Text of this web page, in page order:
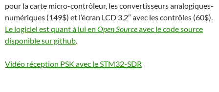
pour la carte micro-contrôleur, les convertisseurs analogiques-
numériques (149$) et l’écran LCD 3,2″ avec les contrôles (60$).
Le logiciel est quant à lui en Open Sourceavec le code source
disponible sur github
Vidéo réception PSK avec le STM32-SDR